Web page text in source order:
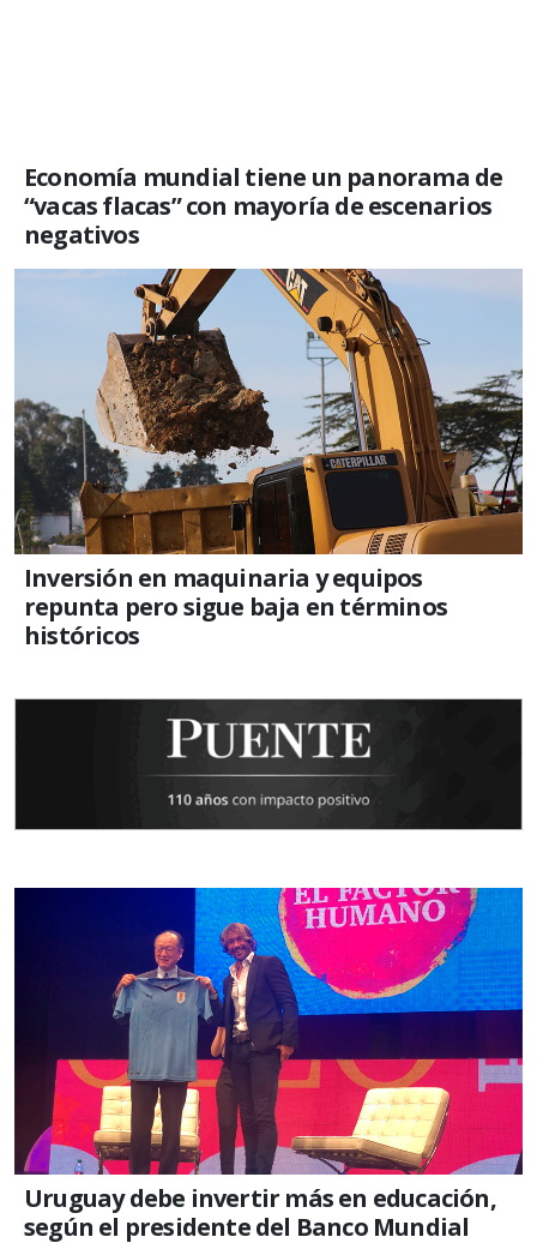
Economía mundial tiene un panorama de
“vacas flacas” con mayoría de escenarios
negativos
Inversión en maquinaria y equipos
repunta pero sigue baja en términos
históricos
Uruguay debe invertir más en educación,
según el presidente del Banco Mundial